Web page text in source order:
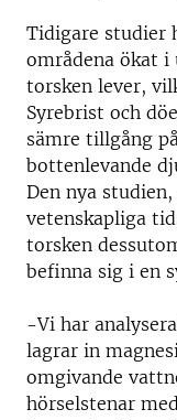
Tidigare studier
områdena ökat i
torsken lever,
Syrebrist och
sämre tillgång
bottenlevande
Den nya
vetenskapliga
torsken
befinna sig i en
-Vi har
lagrar in
omgivande
hörselstenar